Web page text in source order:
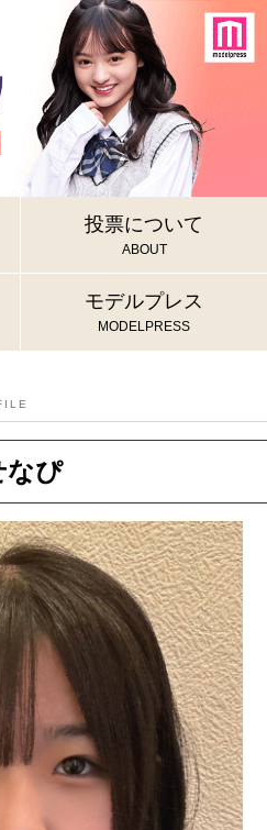
投票について
ABOUT
モデルプレス
MODELPRESS
なぴ